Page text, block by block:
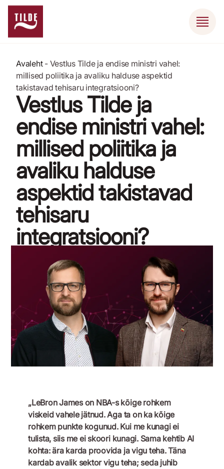
Avaleht- Vestlus Tilde ja endise ministri vahel:
millised poliitika ja avaliku halduse aspektid
takistavad tehisaru integratsiooni?
Vestlus Tilde ja
endise ministri vahel:
millised poliitika ja
avaliku halduse
aspektid takistavad
tehisaru
integratsiooni?
„LeBron James on NBA-s kõige rohkem
viskeid vahele jätnud. Aga ta on ka kõige
rohkem punkte kogunud. Kui me kunagi ei
tulista, siis me ei skoori kunagi. Sama kehtib AI
kohta: ära karda proovida ja vigu teha. Täna
kardab avalik sektor vigu teha; seda juhib